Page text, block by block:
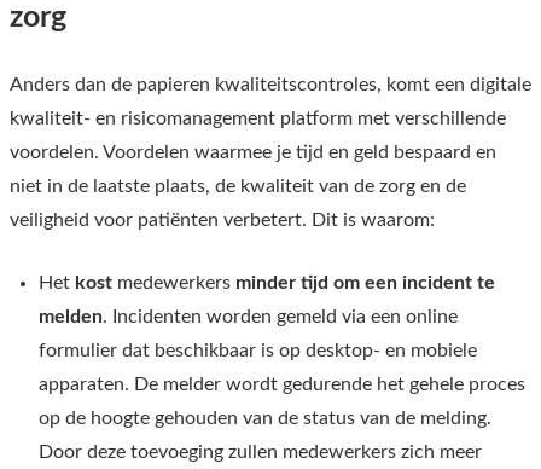
zorg
Anders dan de papieren kwaliteitscontroles, komt een digitale
kwaliteit- en risicomanagement platform met verschillende
voordelen. Voordelen waarmee je tijd en geld bespaard en
niet in de laatste plaats, de kwaliteit van de zorg en de
veiligheid voor patiënten verbetert. Dit is waarom:
Het kost medewerkers minder tijd om een incident te
melden. Incidenten worden gemeld via een online
formulier dat beschikbaar is op desktop- en mobiele
apparaten. De melder wordt gedurende het gehele proces
op de hoogte gehouden van de status van de melding.
Door deze toevoeging zullen medewerkers zich meer